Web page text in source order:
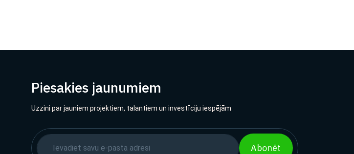
Piesakies jaunumiem
Uzzini par jauniem projektiem, talantiem un investīciju iespējām
Abonēt